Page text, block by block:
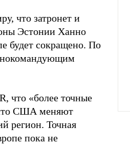
что затронет и
Эстонии Ханно
будет сокращено. По
что «более точные
США меняют
регион. Точная
пока не